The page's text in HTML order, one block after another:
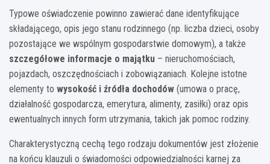
Typowe oświadczenie powinno zawierać dane identyfikujące
składającego, opis jego stanu rodzinnego (np. liczba dzieci, osoby
pozostające we wspólnym gospodarstwie domowym), a także
szczegółowe informacje o majątku – nieruchomościach,
pojazdach, oszczędnościach i zobowiązaniach. Kolejne istotne
elementy to wysokość i źródła dochodów (umowa o pracę,
działalność gospodarcza, emerytura, alimenty, zasiłki) oraz opis
ewentualnych innych form utrzymania, takich jak pomoc rodziny.
Charakterystyczną cechą tego rodzaju dokumentów jest złożenie
na końcu klauzuli o świadomości odpowiedzialności karnej za